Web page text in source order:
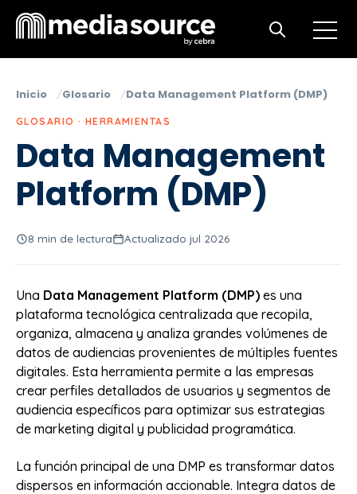
Open
Open search
Inicio Glosario Data Management Platform (DMP)
GLOSARIO · HERRAMIENTAS
Data Management
Platform (DMP)
8 min de lectura Actualizado jul 2026
Una Data Management Platform (DMP) es una
plataforma tecnológica centralizada que recopila,
organiza, almacena y analiza grandes volúmenes de
datos de audiencias provenientes de múltiples fuentes
digitales. Esta herramienta permite a las empresas
crear perfiles detallados de usuarios y segmentos de
audiencia específicos para optimizar sus estrategias
de marketing digital y publicidad programática.
La función principal de una DMP es transformar datos
dispersos en información accionable. Integra datos de